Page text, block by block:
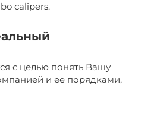
calipers.
с целью понять Вашу
и ее порядками,